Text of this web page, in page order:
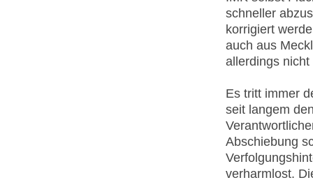
schneller
korrigiert
auch aus
allerdings
Es tritt immer
seit langem
Abschiebung
verharmlost.